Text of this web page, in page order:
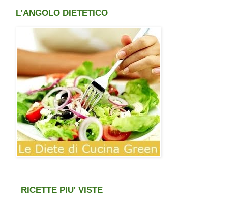
L'ANGOLO DIETETICO
RICETTE PIU' VISTE